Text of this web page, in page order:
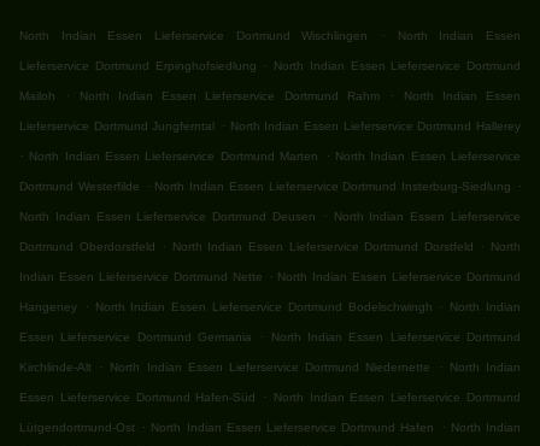
North Indian Essen Lieferservice Dortmund Wischlingen . North Indian Essen
Lieferservice Dortmund Erpinghofsiedlung . North Indian Essen Lieferservice Dortmund
Mailoh . North Indian Essen Lieferservice Dortmund Rahm . North Indian Essen
Lieferservice Dortmund Jungferntal . North Indian Essen Lieferservice Dortmund Hallerey
. North Indian Essen Lieferservice Dortmund Marten . North Indian Essen Lieferservice
Dortmund Westerfilde . North Indian Essen Lieferservice Dortmund Insterburg-Siedlung .
North Indian Essen Lieferservice Dortmund Deusen . North Indian Essen Lieferservice
Dortmund Oberdorstfeld . North Indian Essen Lieferservice Dortmund Dorstfeld . North
Indian Essen Lieferservice Dortmund Nette . North Indian Essen Lieferservice Dortmund
Hangeney . North Indian Essen Lieferservice Dortmund Bodelschwingh . North Indian
Essen Lieferservice Dortmund Germania . North Indian Essen Lieferservice Dortmund
Kirchlinde-Alt . North Indian Essen Lieferservice Dortmund Niedernette . North Indian
Essen Lieferservice Dortmund Hafen-Süd . North Indian Essen Lieferservice Dortmund
Lütgendortmund-Ost . North Indian Essen Lieferservice Dortmund Hafen . North Indian